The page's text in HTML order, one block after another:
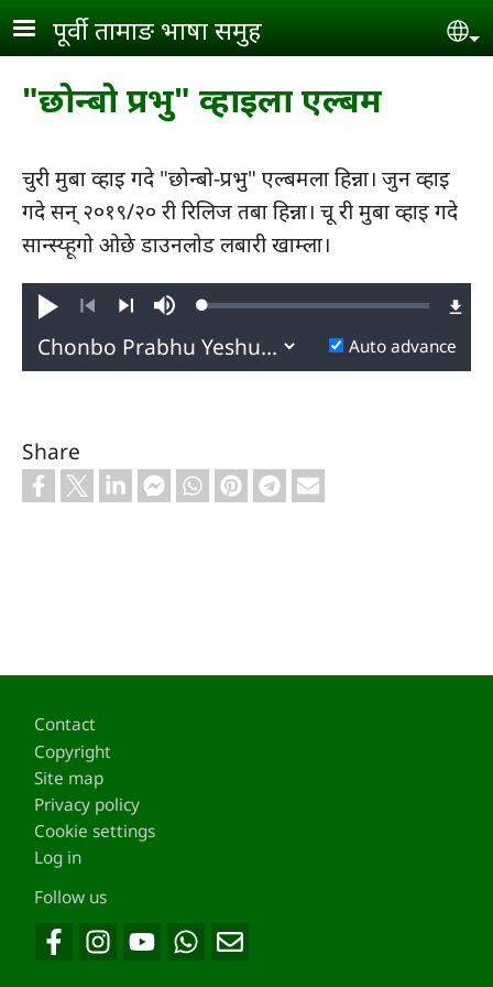
Skip to main content
पूर्वी तामाङ भाषा समुह
"छोन्बो प्रभु" व्हाइला एल्बम
चुरी मुबा व्हाइ गदे "छोन्बो-प्रभु" एल्बमला हिन्ना। जुन व्हाइ
गदे सन् २०१९/२० री रिलिज तबा हिन्ना। चू री मुबा व्हाइ गदे
सान्‍स्‍य्‍हूगो ओछे डाउनलोड लबारी खाम्ला।
Play
PreviousNext
MuteLoaded:
Auto advance
Share
Footer
Contact
Copyright
Site map
Privacy policy
Cookie settings
Log in
Follow us